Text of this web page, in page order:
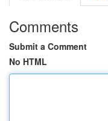
Comments
Submit a Comment
No HTML